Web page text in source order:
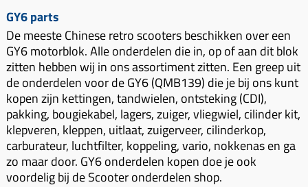
GY6 parts
De meeste Chinese retro scooters beschikken over een
GY6 motorblok. Alle onderdelen die in, op of aan dit blok
zitten hebben wij in ons assortiment zitten. Een greep uit
de onderdelen voor de GY6 (QMB139) die je bij ons kunt
kopen zijn kettingen, tandwielen, ontsteking (CDI),
pakking, bougiekabel, lagers, zuiger, vliegwiel, cilinder kit,
klepveren, kleppen, uitlaat, zuigerveer, cilinderkop,
carburateur, luchtfilter, koppeling, vario, nokkenas en ga
zo maar door. GY6 onderdelen kopen doe je ook
voordelig bij de Scooter onderdelen shop.